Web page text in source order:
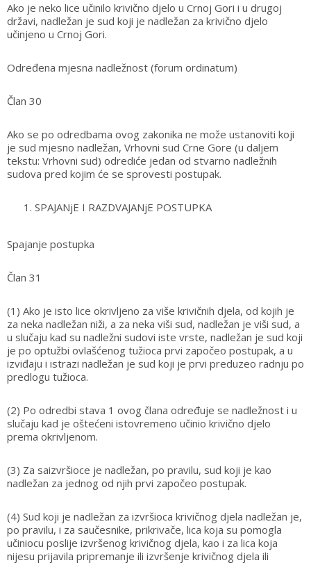
Ako je neko lice učinilo krivično djelo u Crnoj Gori i u drugoj
državi, nadležan je sud koji je nadležan za krivično djelo
učinjeno u Crnoj Gori.
Određena mjesna nadležnost (forum ordinatum)
Član 30
Ako se po odredbama ovog zakonika ne može ustanoviti koji
je sud mjesno nadležan, Vrhovni sud Crne Gore (u daljem
tekstu: Vrhovni sud) odrediće jedan od stvarno nadležnih
sudova pred kojim će se sprovesti postupak.
SPAJANjE I RAZDVAJANjE POSTUPKA
Spajanje postupka
Član 31
(1) Ako je isto lice okrivljeno za više krivičnih djela, od kojih je
za neka nadležan niži, a za neka viši sud, nadležan je viši sud, a
u slučaju kad su nadležni sudovi iste vrste, nadležan je sud koji
je po optužbi ovlašćenog tužioca prvi započeo postupak, a u
izviđaju i istrazi nadležan je sud koji je prvi preduzeo radnju po
predlogu tužioca.
(2) Po odredbi stava 1 ovog člana određuje se nadležnost i u
slučaju kad je oštećeni istovremeno učinio krivično djelo
prema okrivljenom.
(3) Za saizvršioce je nadležan, po pravilu, sud koji je kao
nadležan za jednog od njih prvi započeo postupak.
(4) Sud koji je nadležan za izvršioca krivičnog djela nadležan je,
po pravilu, i za saučesnike, prikrivače, lica koja su pomogla
učiniocu poslije izvršenog krivičnog djela, kao i za lica koja
nijesu prijavila pripremanje ili izvršenje krivičnog djela ili